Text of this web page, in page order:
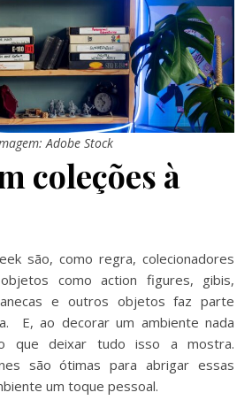
Adobe Stock
coleções à
são, como regra, colecionadores
como action figures, gibis,
e outros objetos faz parte
E, ao decorar um ambiente nada
que deixar tudo isso a mostra.
são ótimas para abrigar essas
um toque pessoal.